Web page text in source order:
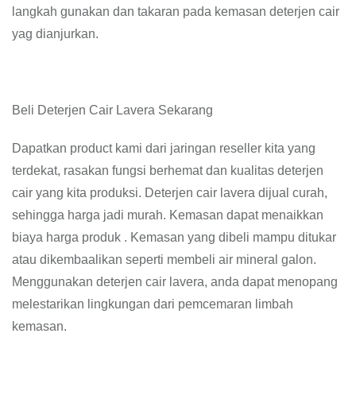
langkah gunakan dan takaran pada kemasan deterjen cair
yag dianjurkan.
Beli Deterjen Cair Lavera Sekarang
Dapatkan product kami dari jaringan reseller kita yang
terdekat, rasakan fungsi berhemat dan kualitas deterjen
cair yang kita produksi. Deterjen cair lavera dijual curah,
sehingga harga jadi murah. Kemasan dapat menaikkan
biaya harga produk . Kemasan yang dibeli mampu ditukar
atau dikembaalikan seperti membeli air mineral galon.
Menggunakan deterjen cair lavera, anda dapat menopang
melestarikan lingkungan dari pemcemaran limbah
kemasan.